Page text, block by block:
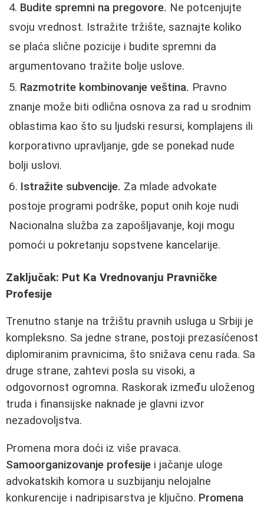
Budite spremni na pregovore. Ne potcenjujte
svoju vrednost. Istražite tržište, saznajte koliko
se plaća slične pozicije i budite spremni da
argumentovano tražite bolje uslove.
Razmotrite kombinovanje veština. Pravno
znanje može biti odlična osnova za rad u srodnim
oblastima kao što su ljudski resursi, komplajens ili
korporativno upravljanje, gde se ponekad nude
bolji uslovi.
Istražite subvencije. Za mlade advokate
postoje programi podrške, poput onih koje nudi
Nacionalna služba za zapošljavanje, koji mogu
pomoći u pokretanju sopstvene kancelarije.
Zaključak: Put Ka Vrednovanju Pravničke
Profesije
Trenutno stanje na tržištu pravnih usluga u Srbiji je
kompleksno. Sa jedne strane, postoji prezasíćenost
diplomiranim pravnicima, što snižava cenu rada. Sa
druge strane, zahtevi posla su visoki, a
odgovornost ogromna. Raskorak između uloženog
truda i finansijske naknade je glavni izvor
nezadovoljstva.
Promena mora doći iz više pravaca.
Samoorganizovanje profesije i jačanje uloge
advokatskih komora u suzbijanju nelojalne
konkurencije i nadripisarstva je ključno. Promena